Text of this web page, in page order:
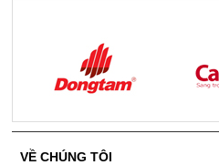
VỀ CHÚNG TÔI